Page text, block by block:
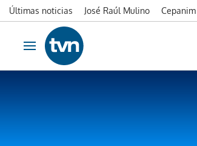
Últimas noticias José Raúl Mulino Cepanim
Ir al contenido
Obrir navegació